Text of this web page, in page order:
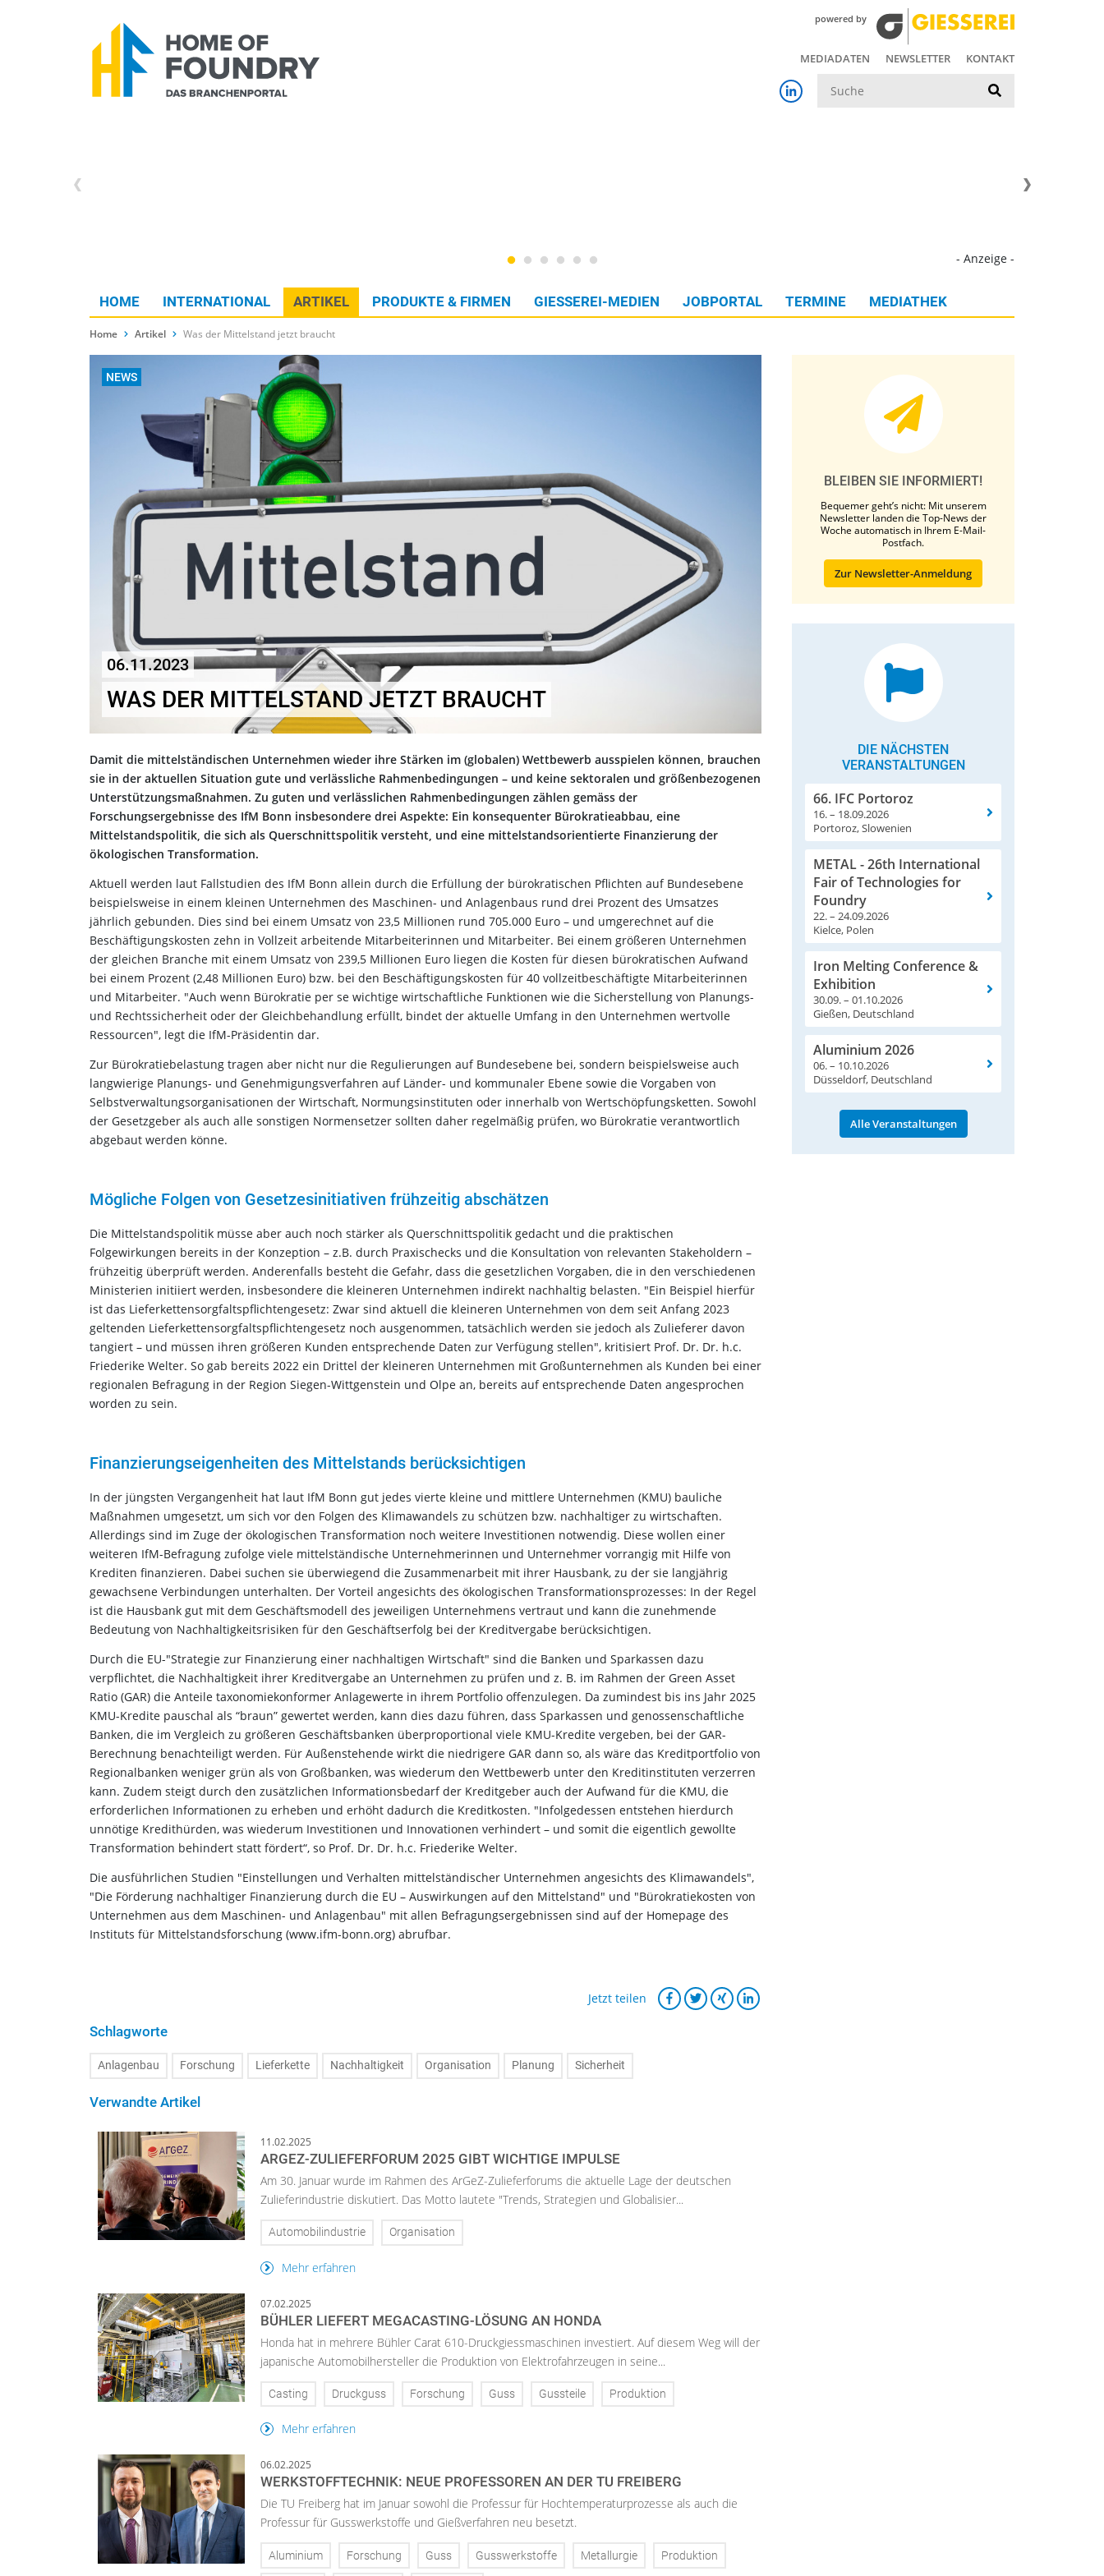
powered by
MEDIADATEN NEWSLETTER KONTAKT
- Anzeige -
HOME INTERNATIONAL ARTIKEL PRODUKTE & FIRMEN GIESSEREI-MEDIEN JOBPORTAL TERMINE MEDIATHEK
Home Artikel Was der Mittelstand jetzt braucht
NEWS
06.11.2023
WAS DER MITTELSTAND JETZT BRAUCHT
Damit die mittelständischen Unternehmen wieder ihre Stärken im (globalen) Wettbewerb ausspielen können, brauchen
sie in der aktuellen Situation gute und verlässliche Rahmenbedingungen – und keine sektoralen und größenbezogenen
Unterstützungsmaßnahmen. Zu guten und verlässlichen Rahmenbedingungen zählen gemäss der
Forschungsergebnisse des IfM Bonn insbesondere drei Aspekte: Ein konsequenter Bürokratieabbau, eine
Mittelstandspolitik, die sich als Querschnittspolitik versteht, und eine mittelstandsorientierte Finanzierung der
ökologischen Transformation.
Aktuell werden laut Fallstudien des IfM Bonn allein durch die Erfüllung der bürokratischen Pflichten auf Bundesebene
beispielsweise in einem kleinen Unternehmen des Maschinen- und Anlagenbaus rund drei Prozent des Umsatzes
jährlich gebunden. Dies sind bei einem Umsatz von 23,5 Millionen rund 705.000 Euro – und umgerechnet auf die
Beschäftigungskosten zehn in Vollzeit arbeitende Mitarbeiterinnen und Mitarbeiter. Bei einem größeren Unternehmen
der gleichen Branche mit einem Umsatz von 239,5 Millionen Euro liegen die Kosten für diesen bürokratischen Aufwand
bei einem Prozent (2,48 Millionen Euro) bzw. bei den Beschäftigungskosten für 40 vollzeitbeschäftigte Mitarbeiterinnen
und Mitarbeiter. "Auch wenn Bürokratie per se wichtige wirtschaftliche Funktionen wie die Sicherstellung von Planungs-
und Rechtssicherheit oder der Gleichbehandlung erfüllt, bindet der aktuelle Umfang in den Unternehmen wertvolle
Ressourcen", legt die IfM-Präsidentin dar.
Zur Bürokratiebelastung tragen aber nicht nur die Regulierungen auf Bundesebene bei, sondern beispielsweise auch
langwierige Planungs- und Genehmigungsverfahren auf Länder- und kommunaler Ebene sowie die Vorgaben von
Selbstverwaltungsorganisationen der Wirtschaft, Normungsinstituten oder innerhalb von Wertschöpfungsketten. Sowohl
der Gesetzgeber als auch alle sonstigen Normensetzer sollten daher regelmäßig prüfen, wo Bürokratie verantwortlich
abgebaut werden könne.
Mögliche Folgen von Gesetzesinitiativen frühzeitig abschätzen
Die Mittelstandspolitik müsse aber auch noch stärker als Querschnittspolitik gedacht und die praktischen
Folgewirkungen bereits in der Konzeption – z.B. durch Praxischecks und die Konsultation von relevanten Stakeholdern –
frühzeitig überprüft werden. Anderenfalls besteht die Gefahr, dass die gesetzlichen Vorgaben, die in den verschiedenen
Ministerien initiiert werden, insbesondere die kleineren Unternehmen indirekt nachhaltig belasten. "Ein Beispiel hierfür
ist das Lieferkettensorgfaltspflichtengesetz: Zwar sind aktuell die kleineren Unternehmen von dem seit Anfang 2023
geltenden Lieferkettensorgfaltspflichtengesetz noch ausgenommen, tatsächlich werden sie jedoch als Zulieferer davon
tangiert – und müssen ihren größeren Kunden entsprechende Daten zur Verfügung stellen", kritisiert Prof. Dr. Dr. h.c.
Friederike Welter. So gab bereits 2022 ein Drittel der kleineren Unternehmen mit Großunternehmen als Kunden bei einer
regionalen Befragung in der Region Siegen-Wittgenstein und Olpe an, bereits auf entsprechende Daten angesprochen
worden zu sein.
Finanzierungseigenheiten des Mittelstands berücksichtigen
In der jüngsten Vergangenheit hat laut IfM Bonn gut jedes vierte kleine und mittlere Unternehmen (KMU) bauliche
Maßnahmen umgesetzt, um sich vor den Folgen des Klimawandels zu schützen bzw. nachhaltiger zu wirtschaften.
Allerdings sind im Zuge der ökologischen Transformation noch weitere Investitionen notwendig. Diese wollen einer
weiteren IfM-Befragung zufolge viele mittelständische Unternehmerinnen und Unternehmer vorrangig mit Hilfe von
Krediten finanzieren. Dabei suchen sie überwiegend die Zusammenarbeit mit ihrer Hausbank, zu der sie langjährig
gewachsene Verbindungen unterhalten. Der Vorteil angesichts des ökologischen Transformationsprozesses: In der Regel
ist die Hausbank gut mit dem Geschäftsmodell des jeweiligen Unternehmens vertraut und kann die zunehmende
Bedeutung von Nachhaltigkeitsrisiken für den Geschäftserfolg bei der Kreditvergabe berücksichtigen.
Durch die EU-"Strategie zur Finanzierung einer nachhaltigen Wirtschaft" sind die Banken und Sparkassen dazu
verpflichtet, die Nachhaltigkeit ihrer Kreditvergabe an Unternehmen zu prüfen und z. B. im Rahmen der Green Asset
Ratio (GAR) die Anteile taxonomiekonformer Anlagewerte in ihrem Portfolio offenzulegen. Da zumindest bis ins Jahr 2025
KMU-Kredite pauschal als “braun” gewertet werden, kann dies dazu führen, dass Sparkassen und genossenschaftliche
Banken, die im Vergleich zu größeren Geschäftsbanken überproportional viele KMU-Kredite vergeben, bei der GAR-
Berechnung benachteiligt werden. Für Außenstehende wirkt die niedrigere GAR dann so, als wäre das Kreditportfolio von
Regionalbanken weniger grün als von Großbanken, was wiederum den Wettbewerb unter den Kreditinstituten verzerren
kann. Zudem steigt durch den zusätzlichen Informationsbedarf der Kreditgeber auch der Aufwand für die KMU, die
erforderlichen Informationen zu erheben und erhöht dadurch die Kreditkosten. "Infolgedessen entstehen hierdurch
unnötige Kredithürden, was wiederum Investitionen und Innovationen verhindert – und somit die eigentlich gewollte
Transformation behindert statt fördert“, so Prof. Dr. Dr. h.c. Friederike Welter.
Die ausführlichen Studien "Einstellungen und Verhalten mittelständischer Unternehmen angesichts des Klimawandels",
"Die Förderung nachhaltiger Finanzierung durch die EU – Auswirkungen auf den Mittelstand" und "Bürokratiekosten von
Unternehmen aus dem Maschinen- und Anlagenbau" mit allen Befragungsergebnissen sind auf der Homepage des
Instituts für Mittelstandsforschung (www.ifm-bonn.org) abrufbar.
Jetzt teilen
Schlagworte
Anlagenbau Forschung Lieferkette Nachhaltigkeit Organisation Planung Sicherheit
Verwandte Artikel
11.02.2025
ARGEZ-ZULIEFERFORUM 2025 GIBT WICHTIGE IMPULSE
Am 30. Januar wurde im Rahmen des ArGeZ-Zulieferforums die aktuelle Lage der deutschen
Zulieferindustrie diskutiert. Das Motto lautete "Trends, Strategien und Globalisier...
Automobilindustrie Organisation
Mehr erfahren
07.02.2025
BÜHLER LIEFERT MEGACASTING-LÖSUNG AN HONDA
Honda hat in mehrere Bühler Carat 610-Druckgiessmaschinen investiert. Auf diesem Weg will der
japanische Automobilhersteller die Produktion von Elektrofahrzeugen in seine...
Casting Druckguss Forschung Guss Gussteile Produktion
Mehr erfahren
06.02.2025
WERKSTOFFTECHNIK: NEUE PROFESSOREN AN DER TU FREIBERG
Die TU Freiberg hat im Januar sowohl die Professur für Hochtemperaturprozesse als auch die
Professur für Gusswerkstoffe und Gießverfahren neu besetzt.
Aluminium Forschung Guss Gusswerkstoffe Metallurgie Produktion
BLEIBEN SIE INFORMIERT!
Bequemer geht’s nicht: Mit unserem
Newsletter landen die Top-News der
Woche automatisch in Ihrem E-Mail-
Postfach.
Zur Newsletter-Anmeldung
DIE NÄCHSTEN
VERANSTALTUNGEN
66. IFC Portoroz
16. – 18.09.2026
Portoroz, Slowenien
METAL - 26th International
Fair of Technologies for
Foundry
22. – 24.09.2026
Kielce, Polen
Iron Melting Conference &
Exhibition
30.09. – 01.10.2026
Gießen, Deutschland
Aluminium 2026
06. – 10.10.2026
Düsseldorf, Deutschland
Alle Veranstaltungen